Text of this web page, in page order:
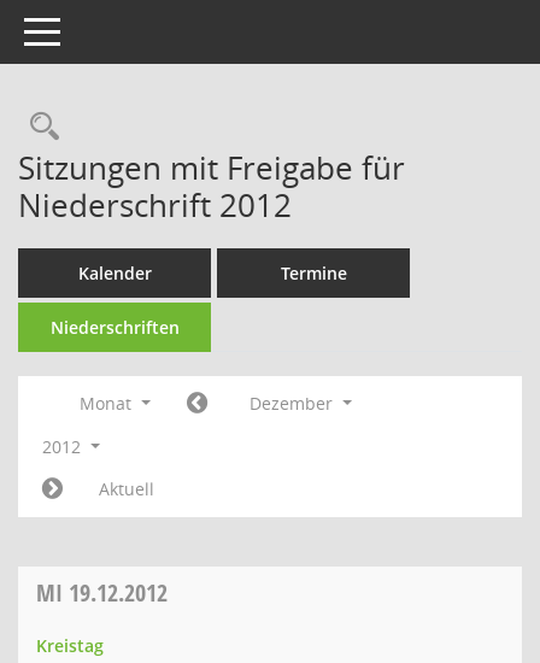
Toggle navigation
Rechercheauswahl
Sitzungen mit Freigabe für
Niederschrift 2012
Kalender Termine
Niederschriften
Monat
Dezember
2012
Aktuell
MI 19.12.2012
Kreistag